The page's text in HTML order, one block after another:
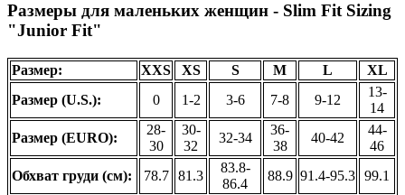
Размеры для маленьких женщин - Slim Fit Sizing
"Junior Fit"
Размер: XXS XS S M L
XL
Размер (U.S.):
0 1-2 3-6 7-8 9-12
13-
14
Размер (EURO):
28-
30
30-
32
32-34
36-
38
40-42
44-
46
Обхват груди (см):
78.7 81.3
83.8-
86.4
88.9 91.4-95.3 99.1